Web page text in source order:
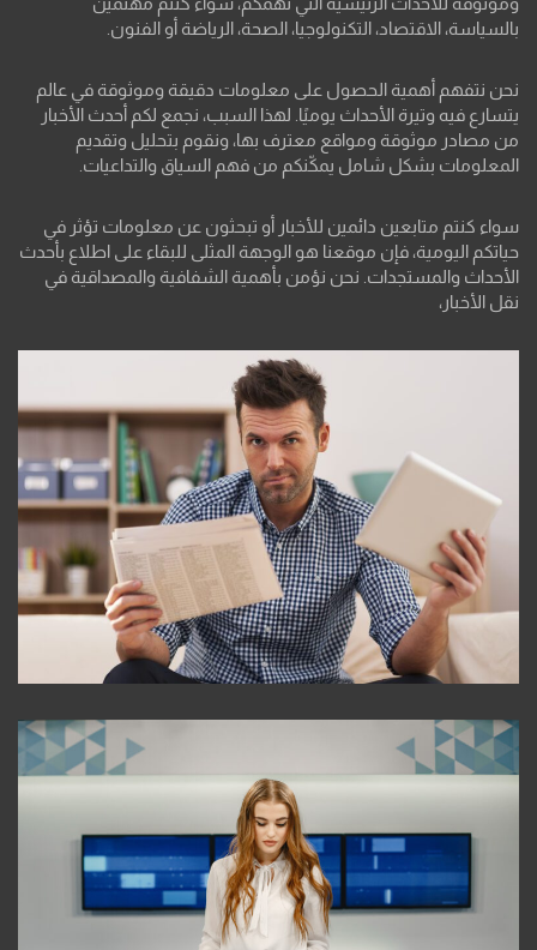
بالسياسة، الاقتصاد، التكنولوجيا، الصحة، الرياضة أو الفنون.
نحن نتفهم أهمية الحصول على معلومات دقيقة وموثوقة في عالم
يتسارع فيه وتيرة الأحداث يوميًا. لهذا السبب، نجمع لكم أحدث الأخبار
من مصادر موثوقة ومواقع معترف بها، ونقوم بتحليل وتقديم
المعلومات بشكل شامل يمكّنكم من فهم السياق والتداعيات.
سواء كنتم متابعين دائمين للأخبار أو تبحثون عن معلومات تؤثر في
حياتكم اليومية، فإن موقعنا هو الوجهة المثلى للبقاء على اطلاع بأحدث
الأحداث والمستجدات. نحن نؤمن بأهمية الشفافية والمصداقية في
نقل الأخبار،